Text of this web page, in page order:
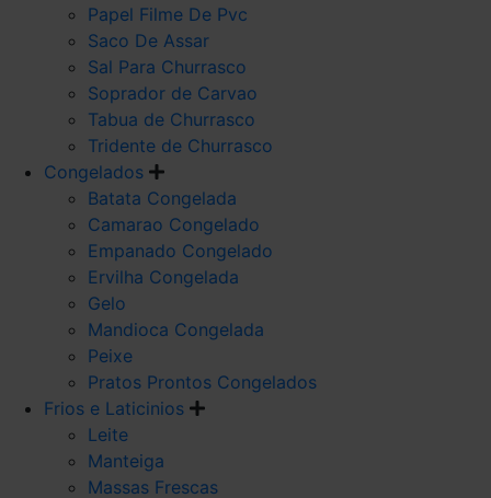
Papel Filme De Pvc
Saco De Assar
Sal Para Churrasco
Soprador de Carvao
Tabua de Churrasco
Tridente de Churrasco
Congelados
Batata Congelada
Camarao Congelado
Empanado Congelado
Ervilha Congelada
Gelo
Mandioca Congelada
Peixe
Pratos Prontos Congelados
Frios e Laticinios
Leite
Manteiga
Massas Frescas